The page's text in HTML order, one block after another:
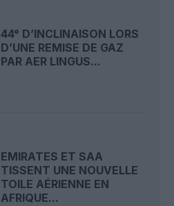
44° D’INCLINAISON LORS
D’UNE REMISE DE GAZ
PAR AER LINGUS...
EMIRATES ET SAA
TISSENT UNE NOUVELLE
TOILE AÉRIENNE EN
AFRIQUE...